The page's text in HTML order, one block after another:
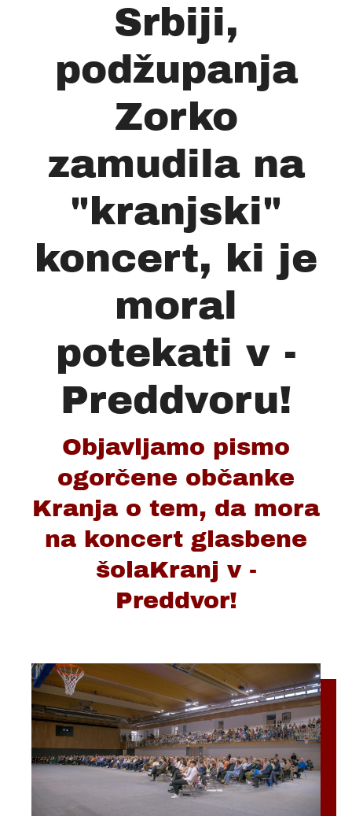
Srbiji,
podžupanja
Zorko
zamudila na
"kranjski"
koncert, ki je
moral
potekati v -
Preddvoru!
Objavljamo pismo
ogorčene občanke
Kranja o tem, da mora
na koncert glasbene
šolaKranj v -
Preddvor!